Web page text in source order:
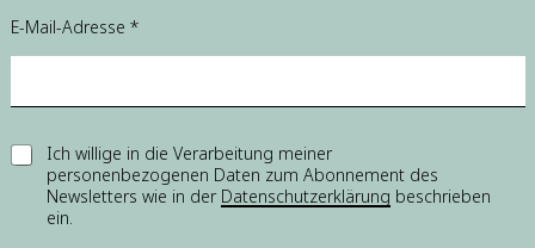
-
M
-
A
E-Mail-Adresse *
E
Ich willige in die Verarbeitung meiner
personenbezogenen Daten zum Abonnement des
Newsletters wie in der Datenschutzerklärung beschrieben
ein.